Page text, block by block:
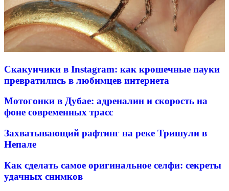
Скакунчики в Instagram: как крошечные пауки
превратились в любимцев интернета
Мотогонки в Дубае: адреналин и скорость на
фоне современных трасс
Захватывающий рафтинг на реке Тришули в
Непале
Как сделать самое оригинальное селфи: секреты
удачных снимков